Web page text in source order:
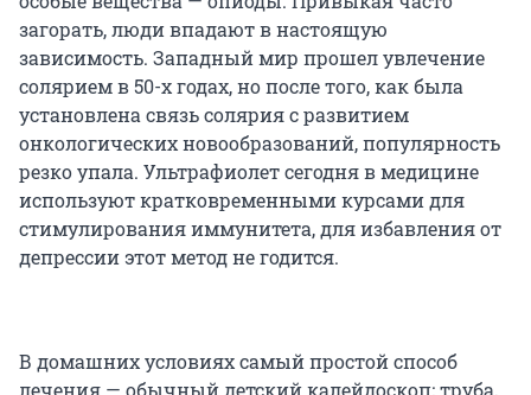
загорать, люди впадают в настоящую
зависимость. Западный мир прошел увлечение
солярием в 50-х годах, но после того, как была
установлена связь солярия с развитием
онкологических новообразований, популярность
резко упала. Ультрафиолет сегодня в медицине
используют кратковременными курсами для
стимулирования иммунитета, для избавления от
депрессии этот метод не годится.
В домашних условиях самый простой способ
лечения — обычный детский калейдоскоп: труба,